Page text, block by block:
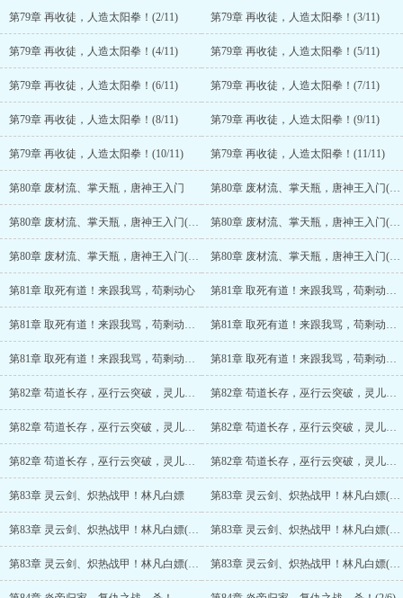
第79章 再收徒，人造太阳拳！(2/11) 第79章 再收徒，人造太阳拳！(3/11)
第79章 再收徒，人造太阳拳！(4/11) 第79章 再收徒，人造太阳拳！(5/11)
第79章 再收徒，人造太阳拳！(6/11) 第79章 再收徒，人造太阳拳！(7/11)
第79章 再收徒，人造太阳拳！(8/11) 第79章 再收徒，人造太阳拳！(9/11)
第79章 再收徒，人造太阳拳！(10/11) 第79章 再收徒，人造太阳拳！(11/11)
第80章 废材流、掌天瓶，唐神王入门 第80章 废材流、掌天瓶，唐神王入门(2/6)
第80章 废材流、掌天瓶，唐神王入门(3/6) 第80章 废材流、掌天瓶，唐神王入门(4/6)
第80章 废材流、掌天瓶，唐神王入门(5/6) 第80章 废材流、掌天瓶，唐神王入门(6/6)
第81章 取死有道！来跟我骂，苟剩动心 第81章 取死有道！来跟我骂，苟剩动心(2/6)
第81章 取死有道！来跟我骂，苟剩动心(3/6) 第81章 取死有道！来跟我骂，苟剩动心(4/6)
第81章 取死有道！来跟我骂，苟剩动心(5/6) 第81章 取死有道！来跟我骂，苟剩动心(6/6)
第82章 苟道长存，巫行云突破，灵儿欲归 第82章 苟道长存，巫行云突破，灵儿欲归(2/6)
第82章 苟道长存，巫行云突破，灵儿欲归(3/6) 第82章 苟道长存，巫行云突破，灵儿欲归(4/6)
第82章 苟道长存，巫行云突破，灵儿欲归(5/6) 第82章 苟道长存，巫行云突破，灵儿欲归(6/6)
第83章 灵云剑、炽热战甲！林凡白嫖 第83章 灵云剑、炽热战甲！林凡白嫖(2/6)
第83章 灵云剑、炽热战甲！林凡白嫖(3/6) 第83章 灵云剑、炽热战甲！林凡白嫖(4/6)
第83章 灵云剑、炽热战甲！林凡白嫖(5/6) 第83章 灵云剑、炽热战甲！林凡白嫖(6/6)